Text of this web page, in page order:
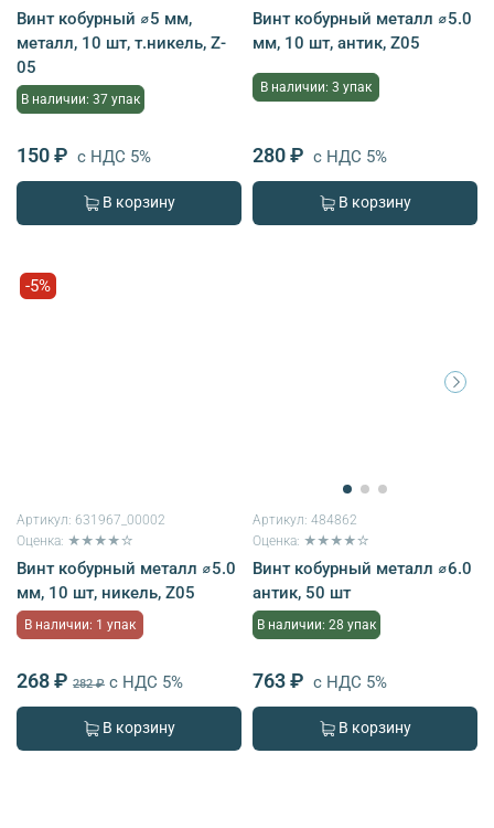
Винт кобурный ⌀5 мм,
металл, 10 шт, т.никель, Z-
05
В наличии: 37 упак
150 ₽ с НДС 5%
В корзину
Винт кобурный металл ⌀5.0
мм, 10 шт, антик, Z05
В наличии: 3 упак
280 ₽ с НДС 5%
В корзину
-5%
Артикул: 631967_00002
Оценка: ★★★★☆
Винт кобурный металл ⌀5.0
мм, 10 шт, никель, Z05
В наличии: 1 упак
268 ₽ 282 ₽ с НДС 5%
В корзину
Артикул: 484862
Оценка: ★★★★☆
Винт кобурный металл ⌀6.0
антик, 50 шт
В наличии: 28 упак
763 ₽ с НДС 5%
В корзину